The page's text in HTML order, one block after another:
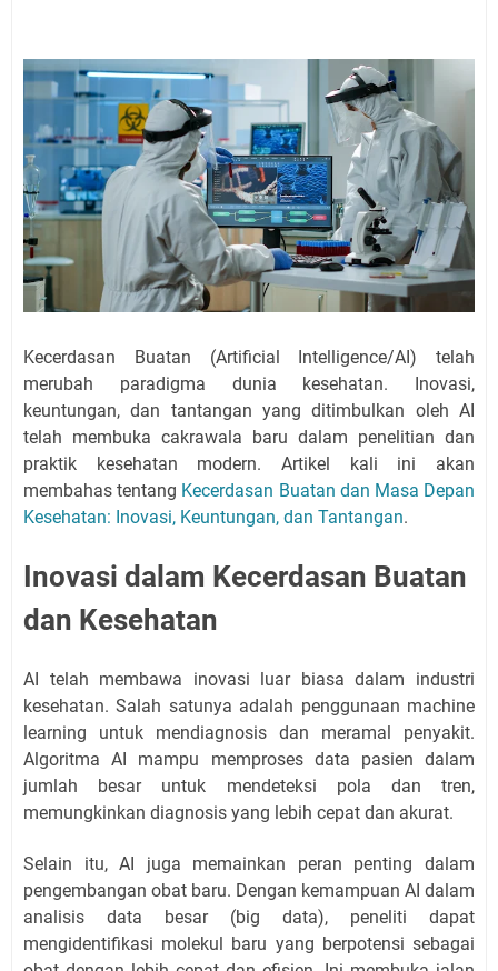
Kecerdasan Buatan (Artificial Intelligence/AI) telah
merubah paradigma dunia kesehatan. Inovasi,
keuntungan, dan tantangan yang ditimbulkan oleh AI
telah membuka cakrawala baru dalam penelitian dan
praktik kesehatan modern. Artikel kali ini akan
membahas tentang Kecerdasan Buatan dan Masa Depan
Kesehatan: Inovasi, Keuntungan, dan Tantangan.
Inovasi dalam Kecerdasan Buatan
dan Kesehatan
AI telah membawa inovasi luar biasa dalam industri
kesehatan. Salah satunya adalah penggunaan machine
learning untuk mendiagnosis dan meramal penyakit.
Algoritma AI mampu memproses data pasien dalam
jumlah besar untuk mendeteksi pola dan tren,
memungkinkan diagnosis yang lebih cepat dan akurat.
Selain itu, AI juga memainkan peran penting dalam
pengembangan obat baru. Dengan kemampuan AI dalam
analisis data besar (big data), peneliti dapat
mengidentifikasi molekul baru yang berpotensi sebagai